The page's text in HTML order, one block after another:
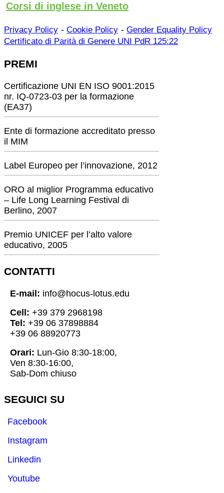
Corsi di inglese in Veneto
Privacy Policy - Cookie Policy - Gender Equality Policy
Certificato di Parità di Genere UNI PdR 125:22
PREMI
Certificazione UNI EN ISO 9001:2015
nr. IQ-0723-03 per la formazione
(EA37)
Ente di formazione accreditato presso
il MIM
Label Europeo per l’innovazione, 2012
ORO al miglior Programma educativo
– Life Long Learning Festival di
Berlino, 2007
Premio UNICEF per l’alto valore
educativo, 2005
CONTATTI
E-mail: info@hocus-lotus.edu
Cell: +39 379 2968198
Tel: +39 06 37898884
+39 06 88920773
Orari: Lun-Gio 8:30-18:00,
Ven 8:30-16:00,
Sab-Dom chiuso
SEGUICI SU
Facebook
Instagram
Linkedin
Youtube